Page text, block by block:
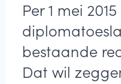
Per 1 mei
bestaande
Dat wil